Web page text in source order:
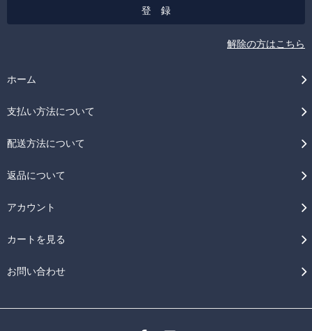
解除の方はこちら
ホーム
支払い方法について
配送方法について
返品について
アカウント
カートを見る
お問い合わせ